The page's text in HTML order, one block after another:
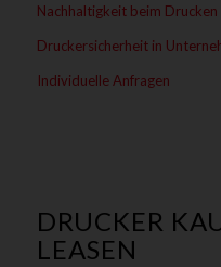
Nachhaltigkeit beim Drucken
Druckersicherheit in
Individuelle Anfragen
DRUCKER
LEASEN